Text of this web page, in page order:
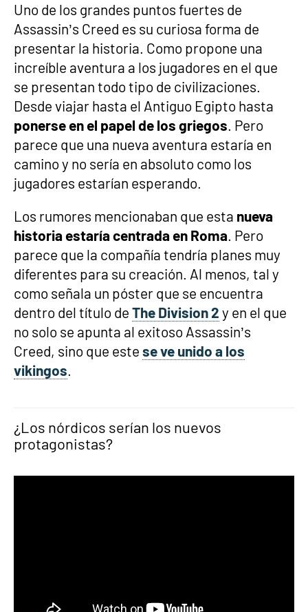
Uno de los grandes puntos fuertes de
Assassin’s Creed es su curiosa forma de
presentar la historia. Como propone una
increíble aventura a los jugadores en el que
se presentan todo tipo de civilizaciones.
Desde viajar hasta el Antiguo Egipto hasta
ponerse en el papel de los griegos. Pero
parece que una nueva aventura estaría en
camino y no sería en absoluto como los
jugadores estarían esperando.
Los rumores mencionaban que esta nueva
historia estaría centrada en Roma. Pero
parece que la compañía tendría planes muy
diferentes para su creación. Al menos, tal y
como señala un póster que se encuentra
dentro del título de The Division 2 y en el que
no solo se apunta al exitoso Assassin’s
Creed, sino que este se ve unido a los
vikingos.
¿Los nórdicos serían los nuevos
protagonistas?